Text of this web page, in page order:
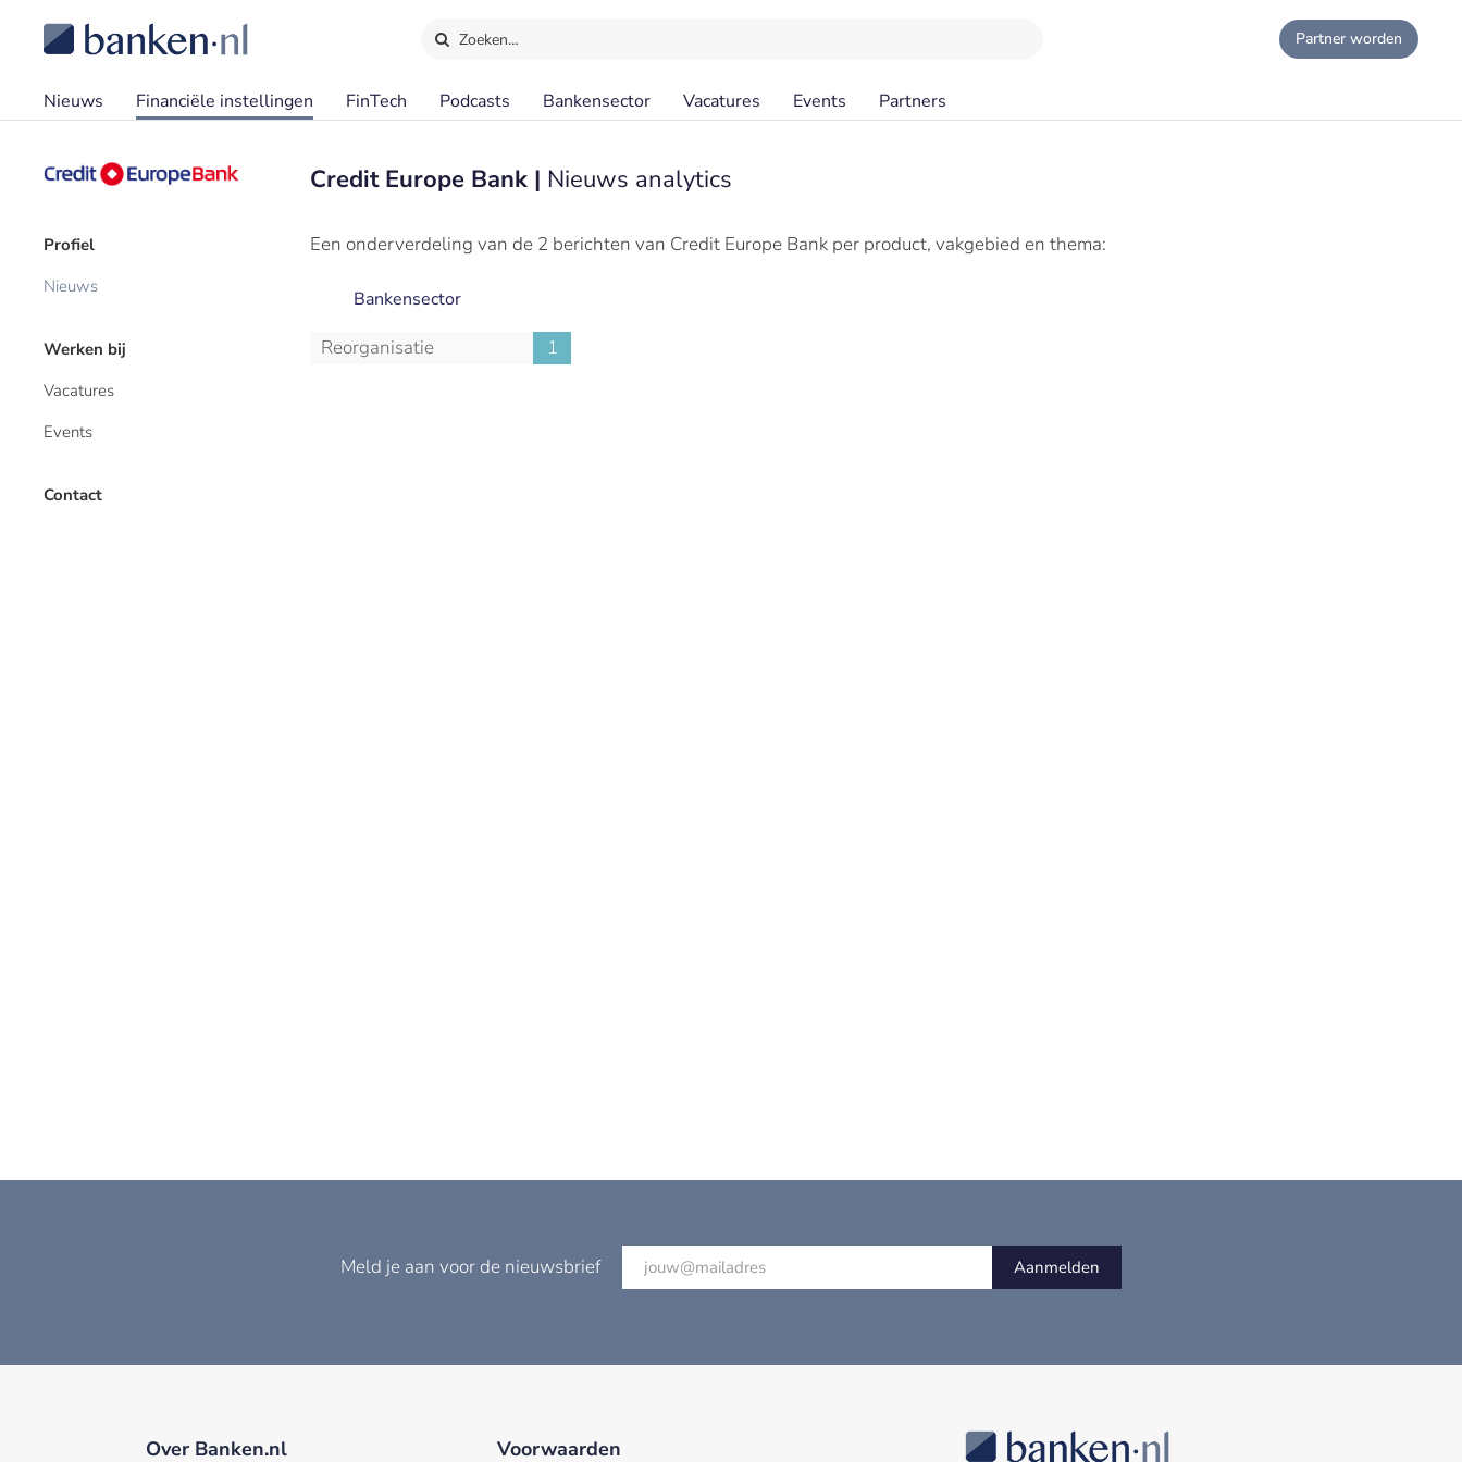
Zoeken… Partner worden
Nieuws Financiële instellingen FinTech Podcasts Bankensector Vacatures Events Partners
Profiel
Nieuws
Werken bij
Vacatures
Events
Contact
Credit Europe Bank | Nieuws analytics
Een onderverdeling van de 2 berichten van Credit Europe Bank per product, vakgebied en thema:
Bankensector
Reorganisatie 1
Meld je aan voor de nieuwsbrief Aanmelden
Over Banken.nl Voorwaarden